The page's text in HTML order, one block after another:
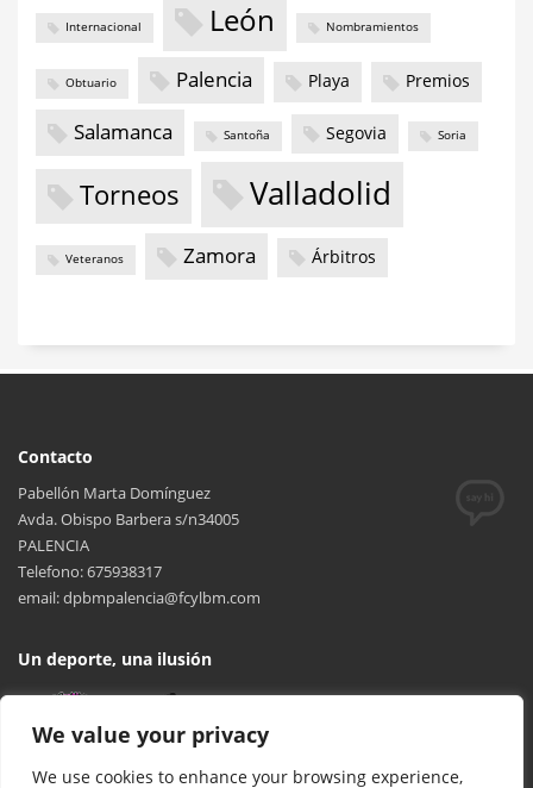
We value your privacy
We use cookies to enhance your browsing experience,
Internacional León Nombramientos
Obtuario Palencia Playa Premios
Salamanca Santoña Segovia Soria
Torneos Valladolid
Veteranos Zamora Árbitros
Contacto
Pabellón Marta Domínguez
Avda. Obispo Barbera s/n34005
PALENCIA
Telefono: 675938317
email: dpbmpalencia@fcylbm.com
Un deporte, una ilusión